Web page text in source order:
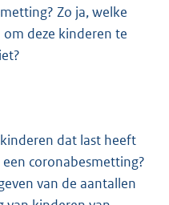
7
K
Zo ja, welke
deze kinderen te
dat last heeft
coronabesmetting?
van de aantallen